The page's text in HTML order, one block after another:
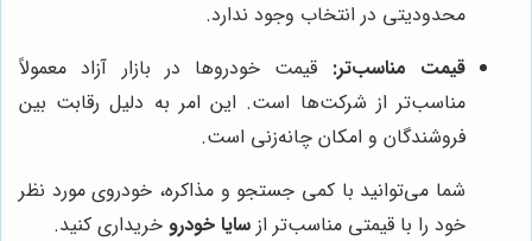
محدودیتی در انتخاب وجود ندارد.
قیمت مناسب‌تر: قیمت خودروها در بازار آزاد معمولاً
مناسب‌تر از شرکت‌ها است. این امر به دلیل رقابت بین
فروشندگان و امکان چانه‌زنی است.
شما می‌توانید با کمی جستجو و مذاکره، خودروی مورد نظر
خود را با قیمتی مناسب‌تر از سایا خودرو خریداری کنید.